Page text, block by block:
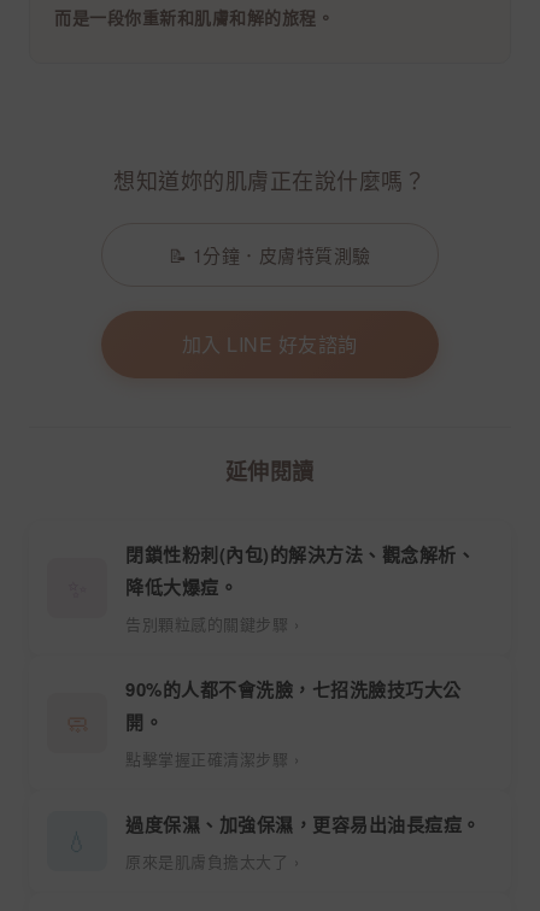
而是一段你重新和肌膚和解的旅程。
想知道妳的肌膚正在說什麼嗎？
📝 1分鐘．皮膚特質測驗
加入 LINE 好友諮詢
延伸閱讀
閉鎖性粉刺(內包)的解決方法、觀念解析、
降低大爆痘。
告別顆粒感的關鍵步驟 ›
🧼
90%的人都不會洗臉，七招洗臉技巧大公
開。
點擊掌握正確清潔步驟 ›
過度保濕、加強保濕，更容易出油長痘痘。
原來是肌膚負擔太大了 ›